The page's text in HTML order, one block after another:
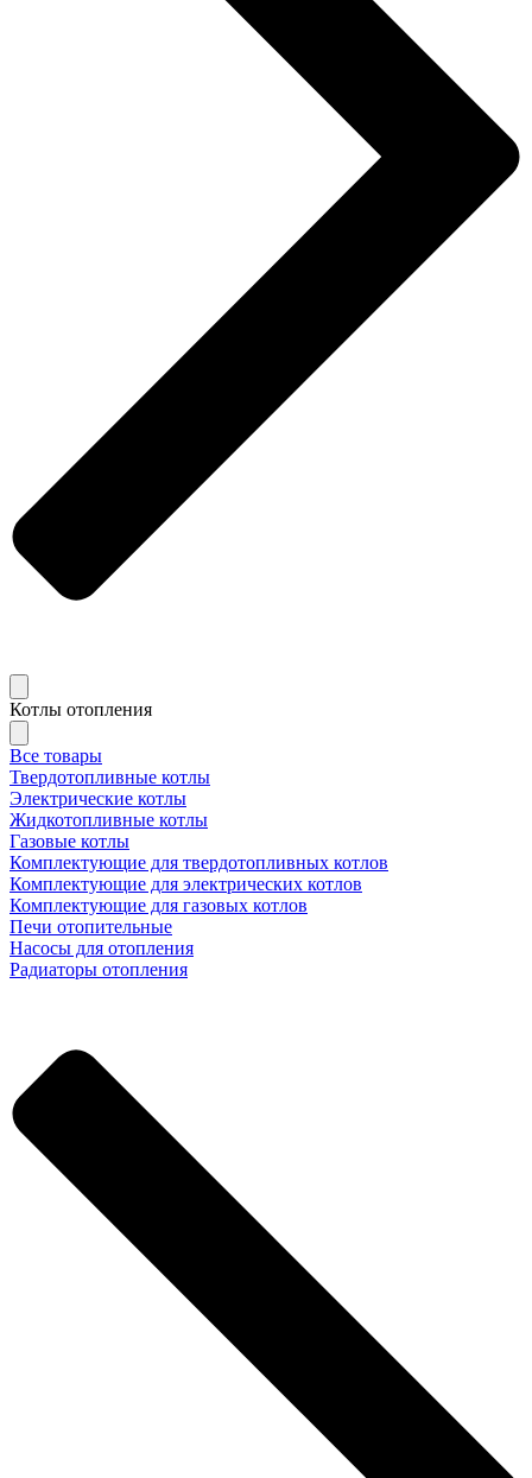
Котлы отопления
Все товары
Твердотопливные котлы
Электрические котлы
Жидкотопливные котлы
Газовые котлы
Комплектующие для твердотопливных котлов
Комплектующие для электрических котлов
Комплектующие для газовых котлов
Печи отопительные
Насосы для отопления
Радиаторы отопления